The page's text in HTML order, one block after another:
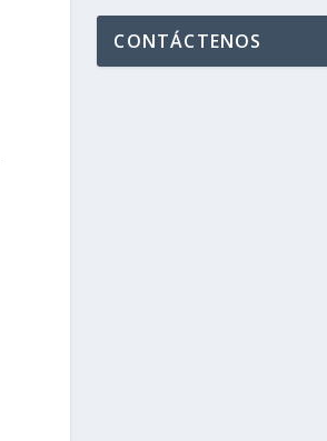
CONTÁCTENOS